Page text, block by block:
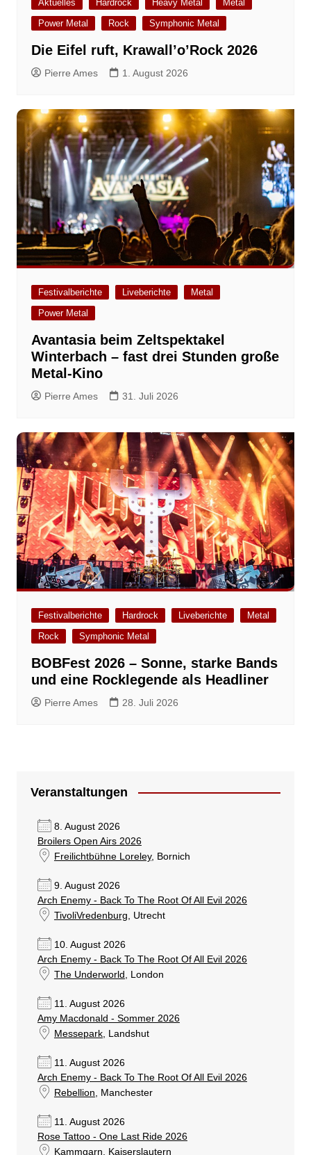
Aktuelles Hardrock Heavy Metal
Metal
Power Metal
Rock Symphonic Metal
Die Eifel ruft, Krawall’o’Rock 2026
Pierre Ames 1. August 2026
Festivalberichte Liveberichte
Metal
Power Metal
Avantasia beim Zeltspektakel
Winterbach – fast drei Stunden große
Metal-Kino
Pierre Ames 31. Juli 2026
Festivalberichte Hardrock Liveberichte
Metal
Rock
Symphonic Metal
BOBFest 2026 – Sonne, starke Bands
und eine Rocklegende als Headliner
Pierre Ames 28. Juli 2026
Veranstaltungen
8. August 2026
Broilers Open Airs 2026
Freilichtbühne Loreley, Bornich
9. August 2026
Arch Enemy - Back To The Root Of All Evil 2026
TivoliVredenburg , Utrecht
10. August 2026
Arch Enemy - Back To The Root Of All Evil 2026
The Underworld , London
11. August 2026
Amy Macdonald - Sommer 2026
Messepark, Landshut
11. August 2026
Arch Enemy - Back To The Root Of All Evil 2026
Rebellion , Manchester
11. August 2026
Rose Tattoo - One Last Ride 2026
Kammgarn , Kaiserslautern